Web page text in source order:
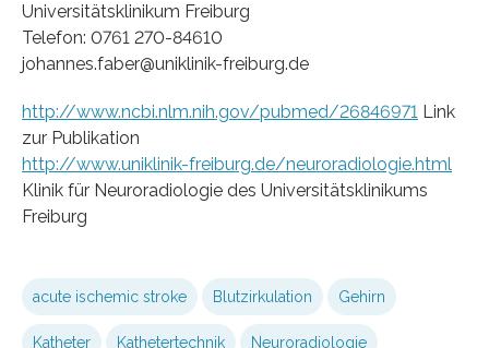
Universitätsklinikum Freiburg
Telefon: 0761 270-84610
johannes.faber@uniklinik-freiburg.de
http://www.ncbi.nlm.nih.gov/pubmed/26846971 Link
zur Publikation
http://www.uniklinik-freiburg.de/neuroradiologie.html
Klinik für Neuroradiologie des Universitätsklinikums
Freiburg
acute ischemic stroke Blutzirkulation Gehirn
Katheter Kathetertechnik Neuroradiologie